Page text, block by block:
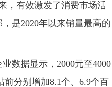
，有效激发了消费市场活
是2020年以来销量最高的
数据显示，2000元至4000
前分别增加8.1个、6.9个百